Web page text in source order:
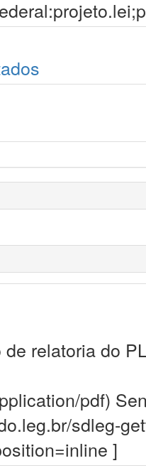
relatoria do
pdf)
sdleg-
]